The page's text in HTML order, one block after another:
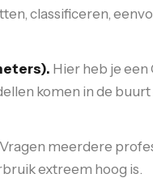
classificeren,
Hier heb je
komen in de
Vragen meerdere
extreem hoog is.